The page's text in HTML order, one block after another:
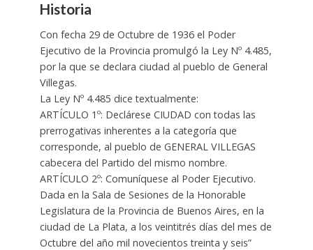
Historia
Con fecha 29 de Octubre de 1936 el Poder
Ejecutivo de la Provincia promulgó la Ley Nº 4.485,
por la que se declara ciudad al pueblo de General
Villegas.
La Ley Nº 4.485 dice textualmente:
ARTÍCULO 1º: Declárese CIUDAD con todas las
prerrogativas inherentes a la categoría que
corresponde, al pueblo de GENERAL VILLEGAS
cabecera del Partido del mismo nombre.
ARTÍCULO 2º: Comuníquese al Poder Ejecutivo.
Dada en la Sala de Sesiones de la Honorable
Legislatura de la Provincia de Buenos Aires, en la
ciudad de La Plata, a los veintitrés días del mes de
Octubre del año mil novecientos treinta y seis”